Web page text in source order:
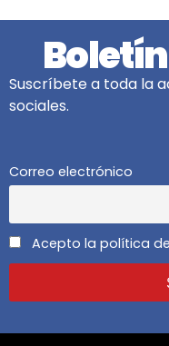
Suscríbete a toda la
sociales.
Correo electrónico
Acepto la política